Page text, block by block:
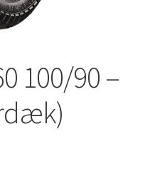
100/90 –